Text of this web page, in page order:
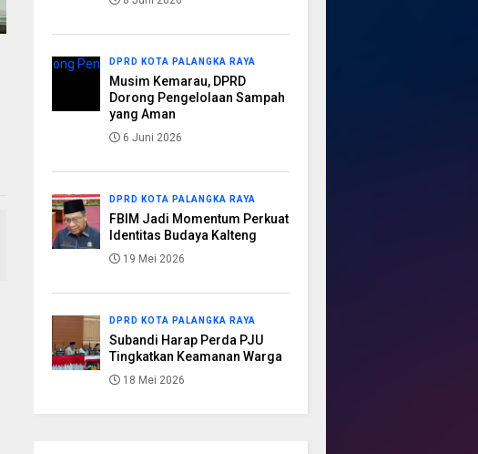
DPRD KOTA PALANGKA RAYA
Musim Kemarau, DPRD
Dorong Pengelolaan Sampah
yang Aman
6 Juni 2026
DPRD KOTA PALANGKA RAYA
FBIM Jadi Momentum Perkuat
Identitas Budaya Kalteng
19 Mei 2026
DPRD KOTA PALANGKA RAYA
Subandi Harap Perda PJU
Tingkatkan Keamanan Warga
18 Mei 2026